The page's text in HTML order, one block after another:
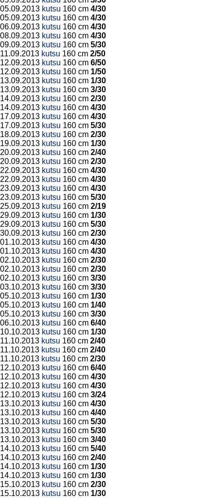
05.09.2013 kutsu 160 cm 4/30
05.09.2013 kutsu 160 cm 4/30
06.09.2013 kutsu 160 cm 4/30
08.09.2013 kutsu 160 cm 4/30
09.09.2013 kutsu 160 cm 5/30
11.09.2013 kutsu 160 cm 2/50
12.09.2013 kutsu 160 cm 6/50
12.09.2013 kutsu 160 cm 1/50
13.09.2013 kutsu 160 cm 1/30
13.09.2013 kutsu 160 cm 3/30
14.09.2013 kutsu 160 cm 2/30
14.09.2013 kutsu 160 cm 4/30
17.09.2013 kutsu 160 cm 4/30
17.09.2013 kutsu 160 cm 5/30
18.09.2013 kutsu 160 cm 2/30
19.09.2013 kutsu 160 cm 1/30
20.09.2013 kutsu 160 cm 2/40
20.09.2013 kutsu 160 cm 2/30
22.09.2013 kutsu 160 cm 4/30
22.09.2013 kutsu 160 cm 4/30
23.09.2013 kutsu 160 cm 4/30
23.09.2013 kutsu 160 cm 5/30
25.09.2013 kutsu 160 cm 2/19
29.09.2013 kutsu 160 cm 1/30
29.09.2013 kutsu 160 cm 5/30
30.09.2013 kutsu 160 cm 2/30
01.10.2013 kutsu 160 cm 4/30
01.10.2013 kutsu 160 cm 4/30
02.10.2013 kutsu 160 cm 2/30
02.10.2013 kutsu 160 cm 2/30
02.10.2013 kutsu 160 cm 3/30
03.10.2013 kutsu 160 cm 3/30
05.10.2013 kutsu 160 cm 1/30
05.10.2013 kutsu 160 cm 1/40
05.10.2013 kutsu 160 cm 3/30
06.10.2013 kutsu 160 cm 6/40
10.10.2013 kutsu 160 cm 1/30
11.10.2013 kutsu 160 cm 2/40
11.10.2013 kutsu 160 cm 2/40
11.10.2013 kutsu 160 cm 2/30
12.10.2013 kutsu 160 cm 6/40
12.10.2013 kutsu 160 cm 4/30
12.10.2013 kutsu 160 cm 4/30
12.10.2013 kutsu 160 cm 3/24
13.10.2013 kutsu 160 cm 4/30
13.10.2013 kutsu 160 cm 4/40
13.10.2013 kutsu 160 cm 5/30
13.10.2013 kutsu 160 cm 5/30
13.10.2013 kutsu 160 cm 3/40
14.10.2013 kutsu 160 cm 5/40
14.10.2013 kutsu 160 cm 2/40
14.10.2013 kutsu 160 cm 1/30
14.10.2013 kutsu 160 cm 1/30
15.10.2013 kutsu 160 cm 2/30
15.10.2013 kutsu 160 cm 1/30